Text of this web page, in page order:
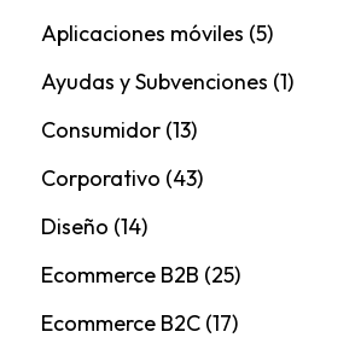
Aplicaciones móviles (5)
Ayudas y Subvenciones (1)
Consumidor(13)
Corporativo (43)
Diseño (14)
Ecommerce B2B (25)
Ecommerce B2C(17)